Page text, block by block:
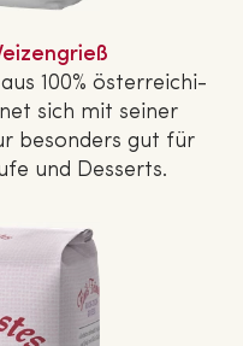
aus 100% ös­ter­rei­chi­
sich mit seiner
besonders gut für
und Desserts.